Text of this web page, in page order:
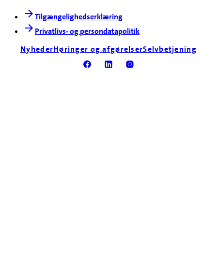
Tilgængelighedserklæring
Privatlivs- og persondatapolitik
NyhederHøringer og afgørelserSelvbetjening